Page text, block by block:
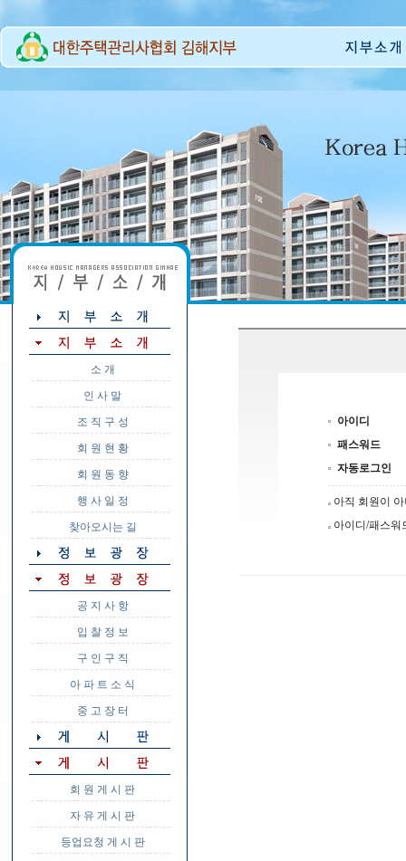
소 개
인 사 말
조 직 구 성
회 원 현 황
회 원 동 향
행 사 일 정
찾아오시는 길
공 지 사 항
입 찰 정 보
구 인 구 직
아 파 트 소 식
중 고 장 터
회 원 게 시 판
자 유 게 시 판
등업요청 게 시 판
아이디
패스워드
자동로그인
아직 회원이
아이디/패스